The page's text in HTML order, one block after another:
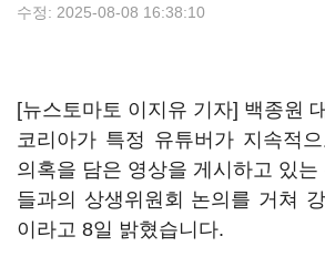
수정: 2025-08-08 16:38:10
[뉴스토마토 이지유 기자] 백종원
코리아가 특정 유튜버가 지속적
의혹을 담은 영상을 게시하고 있
들과의 상생위원회 논의를 거쳐
이라고 8일 밝혔습니다.